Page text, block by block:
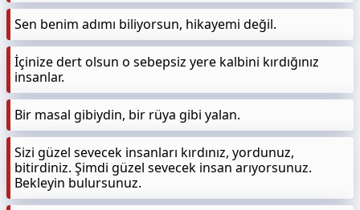
Sen benim adımı biliyorsun, hikayemi değil.
İçinize dert olsun o sebepsiz yere kalbini kırdığınız
insanlar.
Bir masal gibiydin, bir rüya gibi yalan.
Sizi güzel sevecek insanları kırdınız, yordunuz,
bitirdiniz. Şimdi güzel sevecek insan arıyorsunuz.
Bekleyin bulursunuz.